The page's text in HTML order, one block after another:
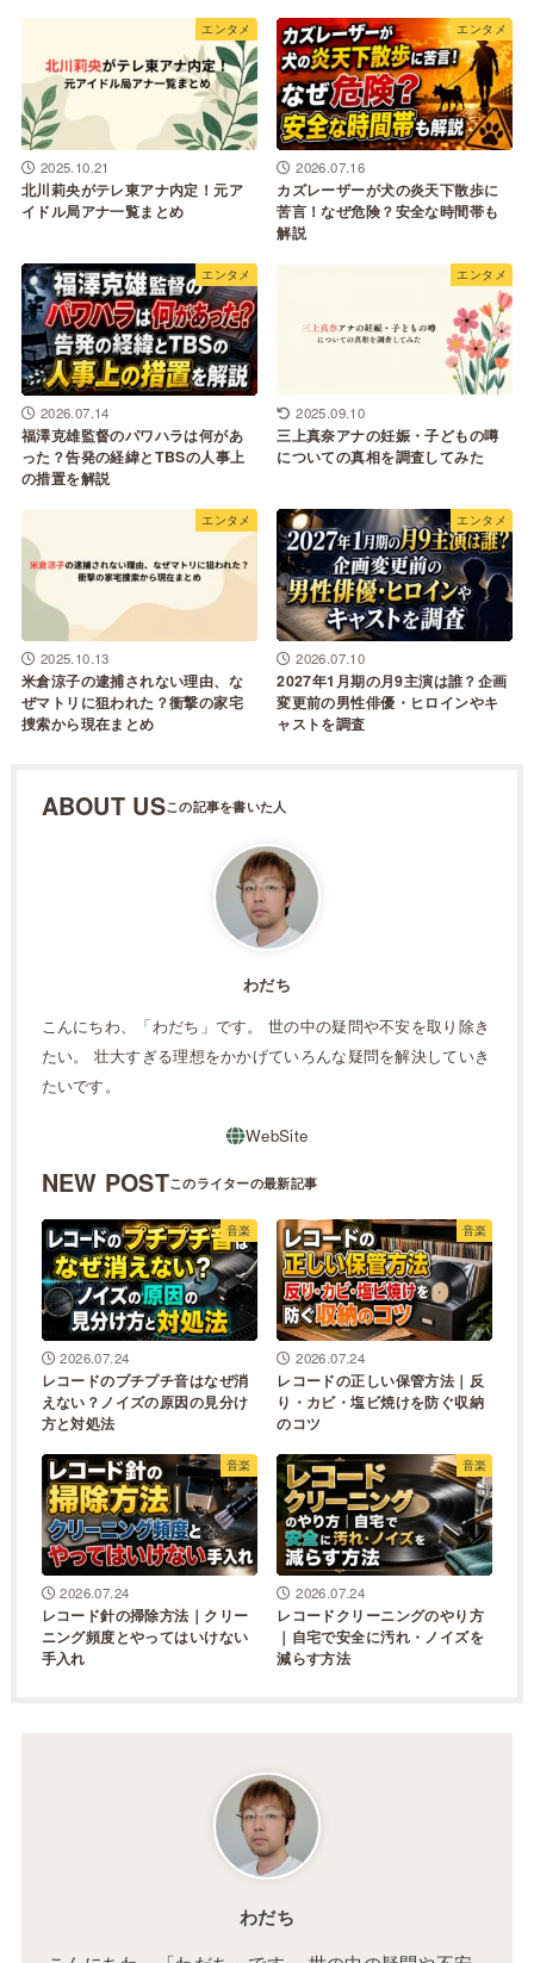
エンタメ
2025.10.21
北川莉央がテレ東アナ内定！元ア
イドル局アナ一覧まとめ
エンタメ
2026.07.16
カズレーザーが犬の炎天下散歩に
苦言！なぜ危険？安全な時間帯も
解説
エンタメ
2026.07.14
福澤克雄監督のパワハラは何があ
った？告発の経緯とTBSの人事上
の措置を解説
エンタメ
2025.09.10
三上真奈アナの妊娠・子どもの噂
についての真相を調査してみた
エンタメ
2025.10.13
米倉涼子の逮捕されない理由、な
ぜマトリに狙われた？衝撃の家宅
捜索から現在まとめ
エンタメ
2026.07.10
2027年1月期の月9主演は誰？企画
変更前の男性俳優・ヒロインやキ
ャストを調査
ABOUT US
わだち
こんにちわ、「わだち」です。 世の中の疑問や不安を取り除き
たい。 壮大すぎる理想をかかげていろんな疑問を解決していき
たいです。
NEW POST
音楽
2026.07.24
レコードのプチプチ音はなぜ消
えない？ノイズの原因の見分け
方と対処法
音楽
2026.07.24
レコードの正しい保管方法｜反
り・カビ・塩ビ焼けを防ぐ収納
のコツ
音楽
2026.07.24
レコード針の掃除方法｜クリー
ニング頻度とやってはいけない
手入れ
音楽
2026.07.24
レコードクリーニングのやり方
｜自宅で安全に汚れ・ノイズを
減らす方法
わだち